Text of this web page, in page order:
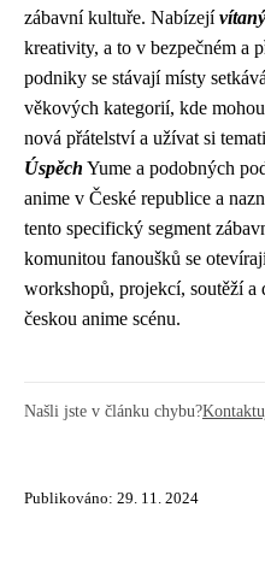
zábavní kultuře. Nabízejí
kreativity, a to v bezpečném a
podniky se stávají místy
věkových kategorií, kde
nová přátelství a užívat si
Úspěch Yume a podobných
anime v České republice a
tento specifický segment
komunitou fanoušků se
workshopů, projekcí, soutěží a
českou anime scénu.
Našli jste v článku chybu?
Publikováno: 29. 11. 2024